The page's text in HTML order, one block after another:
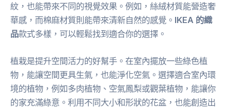
紋，也能帶來不同的視覺效果。例如，絲絨材質能營造奢
華感，而棉麻材質則能帶來清新自然的感覺。 IKEA 的織
品款式多樣，可以輕鬆找到適合你的選擇。
植栽是提升空間活力的好幫手。在室內擺放一些綠色植
物，能讓空間更具生氣，也能淨化空氣。選擇適合室內環
境的植物，例如多肉植物、空氣鳳梨或觀葉植物，能讓你
的家充滿綠意。利用不同大小和形狀的花盆，也能創造出